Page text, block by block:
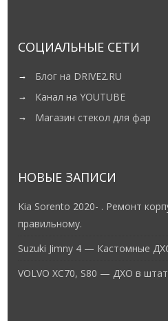
СОЦИАЛЬНЫЕ СЕТИ
Блог на DRIVE2.RU
Канал на YOUTUBE
Магазин стекол для фар
НОВЫЕ ЗАПИСИ
Kia Sorento 2020- . Ремонт
правильному.
Suzuki Jimny 4 — Кастомные
VOLVO XC70, S80 — ДХО в